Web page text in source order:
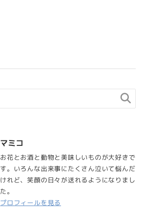
マミコ
お花とお酒と動物と美味しいものが大好きで
す。いろんな出来事にたくさん泣いて悩んだ
けれど、笑顔の日々が送れるようになりまし
た。
プロフィールを見る